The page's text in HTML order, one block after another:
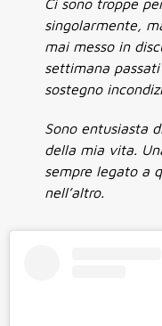
Ci sono troppe
singolarmente,
mai messo in
settimana
sostegno
Sono entusiasta
della mia vita.
sempre legato a
nell’altro.